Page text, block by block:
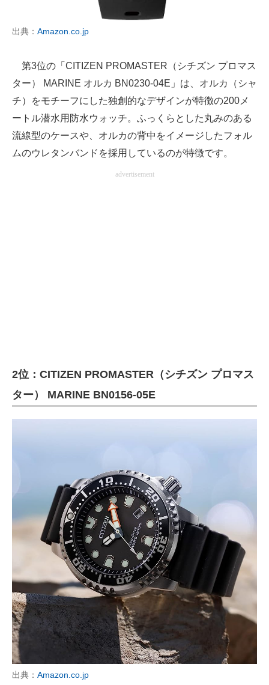
出典： Amazon.co.jp
第3位の「CITIZEN PROMASTER（シチズン プロマス
ター） MARINE オルカ BN0230-04E」は、オルカ（シャ
チ）をモチーフにした独創的なデザインが特徴の200メ
ートル潜水用防水ウォッチ。ふっくらとした丸みのある
流線型のケースや、オルカの背中をイメージしたフォル
ムのウレタンバンドを採用しているのが特徴です。
advertisement
2位：CITIZEN PROMASTER（シチズン プロマス
ター） MARINE BN0156-05E
出典： Amazon.co.jp